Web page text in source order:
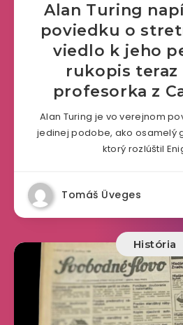
Alan Turing
poviedku o
viedlo k jeho
rukopis teraz
profesorka z
Alan Turing je vo verejnom
jedinej podobe, ako osamelý
ktorý rozlúštil
Tomáš Üveges
História